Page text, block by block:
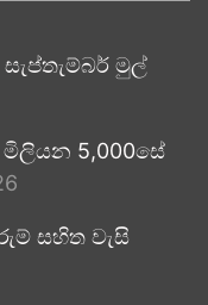
මුල්
මිලියන 5,000සේ
සහිත වැසි